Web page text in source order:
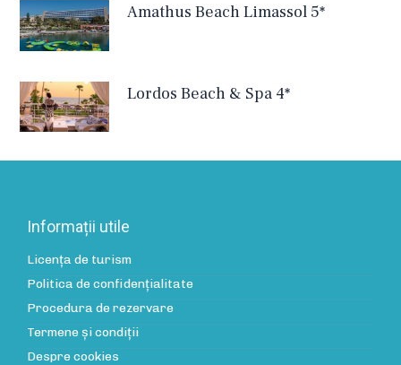
Amathus Beach Limassol 5*
Lordos Beach & Spa 4*
Informații utile
Licența de turism
Politica de confidenţialitate
Procedura de rezervare
Termene și condiții
Despre cookies